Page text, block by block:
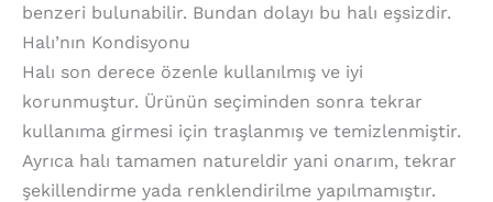
benzeri bulunabilir. Bundan dolayı bu halı eşsizdir.
Halı’nın Kondisyonu
Halı son derece özenle kullanılmış ve iyi
korunmuştur. Ürünün seçiminden sonra tekrar
kullanıma girmesi için traşlanmış ve temizlenmiştir.
Ayrıca halı tamamen natureldir yani onarım, tekrar
şekillendirme yada renklendirilme yapılmamıştır.